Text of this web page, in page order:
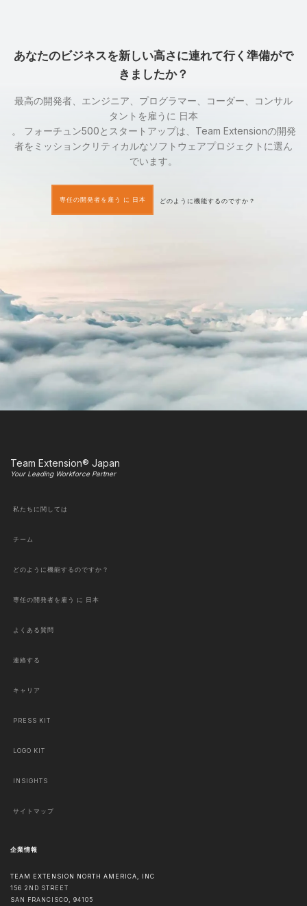
あなたのビジネスを新しい高さに連れて行く準備がで
きましたか？
最高の開発者、エンジニア、プログラマー、コーダー、コンサル
タントを雇うに 日本
。 フォーチュン500とスタートアップは、Team Extensionの開発
者をミッションクリティカルなソフトウェアプロジェクトに選ん
でいます。
専任の開発者を雇う に 日本 どのように機能するのですか？
Team Extension® Japan
Your Leading Workforce Partner
私たちに関しては
チーム
どのように機能するのですか？
専任の開発者を雇う に 日本
よくある質問
連絡する
キャリア
PRESS KIT
LOGO KIT
INSIGHTS
サイトマップ
企業情報
TEAM EXTENSION NORTH AMERICA, INC
156 2ND STREET
SAN FRANCISCO, 94105